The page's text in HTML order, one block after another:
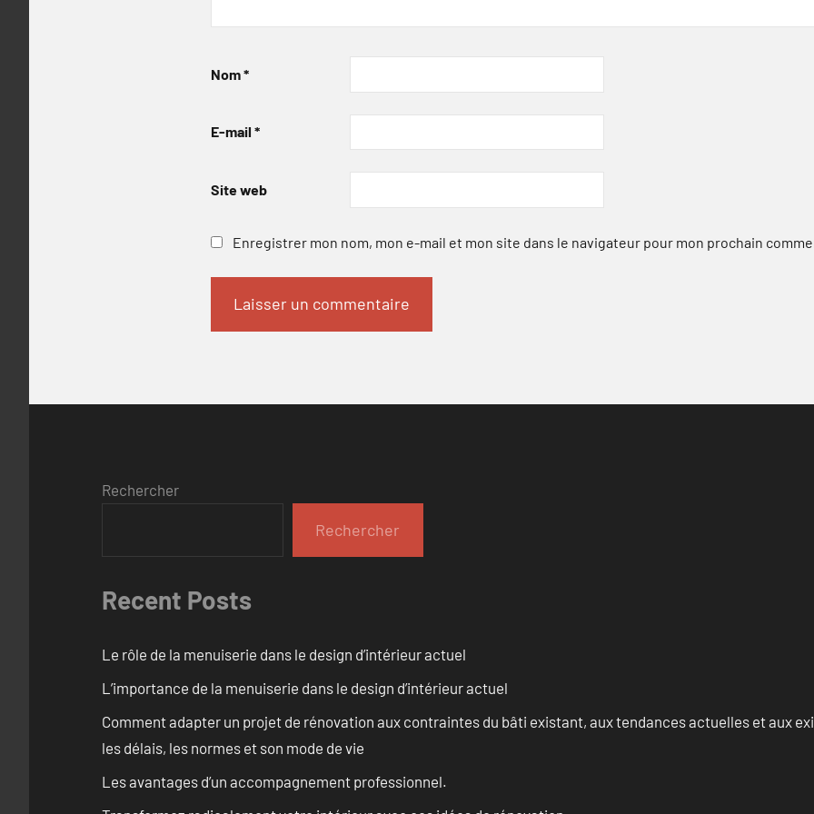
Nom*
E-mail *
Site web
Enregistrer mon nom, mon e-mail et mon site dans le navigateur pour mon prochain
Rechercher
Rechercher
Recent Posts
Le rôle de la menuiserie dans le design d’intérieur actuel
L’importance de la menuiserie dans le design d’intérieur actuel
Comment adapter un projet de rénovation aux contraintes du bâti existant, aux tendances actuelles et aux
les délais, les normes et son mode de vie
Les avantages d’un accompagnement professionnel.